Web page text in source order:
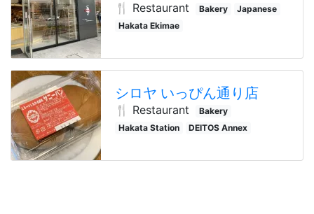
🍴 Restaurant Bakery
Japanese
Hakata Ekimae
シロヤ いっぴん通り店
🍴 Restaurant
Bakery
Hakata Station
DEITOS Annex